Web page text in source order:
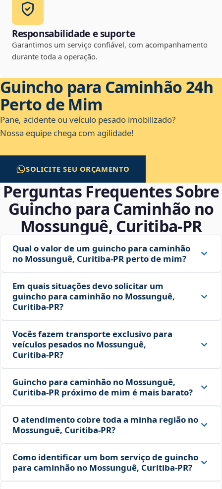
Responsabilidade e suporte
Garantimos um serviço confiável, com acompanhamento
durante toda a operação.
Guincho para Caminhão 24h
Perto de Mim
Pane, acidente ou veículo pesado imobilizado?
Nossa equipe chega com agilidade!
SOLICITE SEU ORÇAMENTO
Perguntas Frequentes Sobre
Guincho para Caminhão no
Mossunguê, Curitiba‑PR
Qual o valor de um guincho para caminhão
no Mossunguê, Curitiba‑PR perto de mim?
Em quais situações devo solicitar um
guincho para caminhão no Mossunguê,
Curitiba‑PR?
Vocês fazem transporte exclusivo para
veículos pesados no Mossunguê,
Curitiba‑PR?
Guincho para caminhão no Mossunguê,
Curitiba‑PR próximo de mim é mais barato?
O atendimento cobre toda a minha região no
Mossunguê, Curitiba‑PR?
Como identificar um bom serviço de guincho
para caminhão no Mossunguê, Curitiba‑PR?